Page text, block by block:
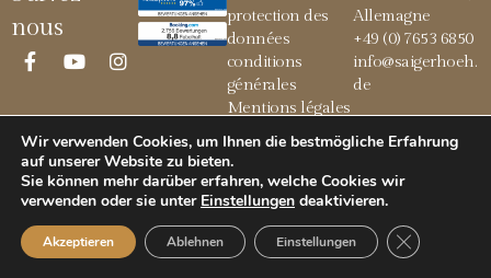
nous
protection des
données
conditions
générales
Mentions légales
Allemagne
+49 (0) 7653 6850
info@saigerhoeh.
de
© 2026 Saigerhöh
Wir verwenden Cookies, um Ihnen die bestmögliche Erfahrung
auf unserer Website zu bieten.
Sie können mehr darüber erfahren, welche Cookies wir
verwenden oder sie unter Einstellungen deaktivieren.
Akzeptieren Ablehnen Einstellungen GDPR